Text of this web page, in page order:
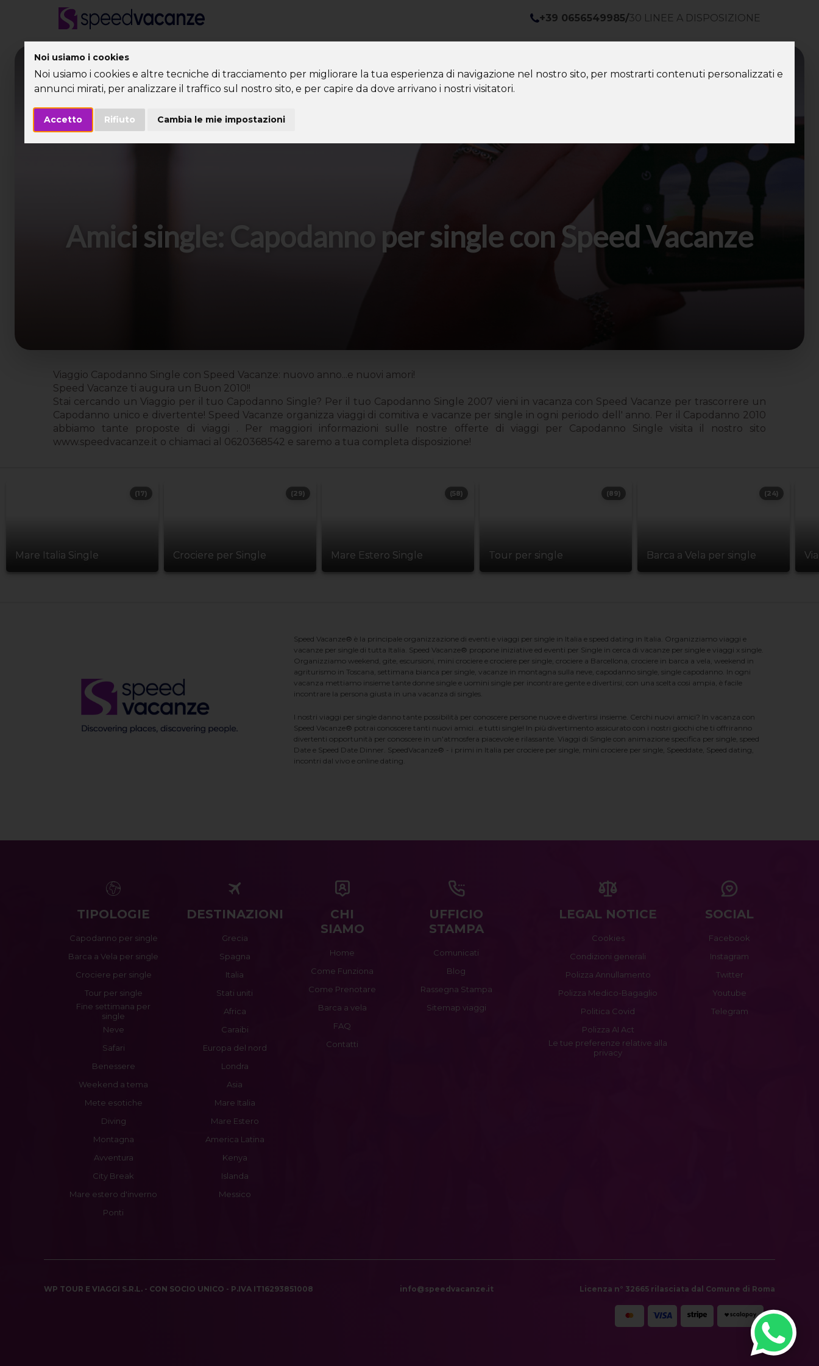
Noi usiamo i cookies
Noi usiamo i cookies e altre tecniche di tracciamento per migliorare la tua esperienza di navigazione nel nostro sito, per mostrarti contenuti personalizzati e
annunci mirati, per analizzare il traffico sul nostro sito, e per capire da dove arrivano i nostri visitatori.
Accetto Rifiuto Cambia le mie impostazioni
+39 0656549985/30 LINEE A DISPOSIZIONE
Amici single: Capodanno per single con Speed Vacanze
Viaggio Capodanno Single con Speed Vacanze: nuovo anno...e nuovi amori!
Speed Vacanze ti augura un Buon 2010!!
Stai cercando un Viaggio per il tuo Capodanno Single? Per il tuo Capodanno Single 2007 vieni in vacanza con Speed Vacanze per trascorrere un
Capodanno unico e divertente! Speed Vacanze organizza viaggi di comitiva e vacanze per single in ogni periodo dell' anno. Per il Capodanno 2010
abbiamo tante proposte di viaggi . Per maggiori informazioni sulle nostre offerte di viaggi per Capodanno Single visita il nostro sito
www.speedvacanze.it o chiamaci al 0620368542 e saremo a tua completa disposizione!
Mare Italia Single
(17)
Crociere per Single
(29)
Mare Estero Single
(58)
Tour per single
(89)
Barca a Vela per single
(24)
Speed Vacanze® è la principale organizzazione di eventi e viaggi per single in Italia e speed dating in Italia. Organizziamo viaggi e
vacanze per single di tutta Italia. Speed Vacanze® propone iniziative ed eventi per Single in cerca di vacanze per single e viaggi x single.
Organizziamo weekend, gite, escursioni, mini crociere e crociere per single, crociere a Barcellona, crociere in barca a vela, weekend in
agriturismo in Toscana, settimana bianca per single, vacanze in montagna sulla neve, capodanno single, single capodanno. In ogni
vacanza mettiamo insieme tante donne single e uomini single per incontrare gente e divertirsi; con una scelta cosi ampia, è facile
incontrare la persona giusta in una vacanza di singles.
I nostri viaggi per single danno tante possibilità per conoscere persone nuove e divertirsi insieme. Cerchi nuovi amici? In vacanza con
Speed Vacanze® potrai conoscere tanti nuovi amici...e tutti single! In più divertimento assicurato con i nostri giochi che ti offriranno
divertenti opportunità per conoscere in un'atmosfera piacevole e rilassante. Viaggi di Single con animazione specifica per single, speed
Date e Speed Date Dinner. SpeedVacanze® - i primi in Italia per crociere per single, mini crociere per single, Speeddate, Speed dating,
incontri dal vivo e online dating.
TIPOLOGIE
Capodanno per single
Barca a Vela per single
Crociere per single
Tour per single
Fine settimana per
single
Neve
Safari
Benessere
Weekend a tema
Mete esotiche
Diving
Montagna
Avventura
City Break
Mare estero d'inverno
Ponti
DESTINAZIONI
Grecia
Spagna
Italia
Stati uniti
Africa
Caraibi
Europa del nord
Londra
Asia
Mare Italia
Mare Estero
America Latina
Kenya
Islanda
Messico
CHI
SIAMO
Home
Come Funziona
Come Prenotare
Barca a vela
FAQ
Contatti
UFFICIO
STAMPA
Comunicati
Blog
Rassegna Stampa
Sitemap viaggi
LEGAL NOTICE
Cookies
Condizioni generali
Polizza Annullamento
Polizza Medico-Bagaglio
Politica Covid
Polizza AI Act
Le tue preferenze relative alla
privacy
SOCIAL
Facebook
Instagram
Twitter
Youtube
Telegram
WP TOUR E VIAGGI S.R.L. - CON SOCIO UNICO - P.IVA IT16293851008 info@speedvacanze.it Licenza n° 32665 rilasciata dal Comune di Roma